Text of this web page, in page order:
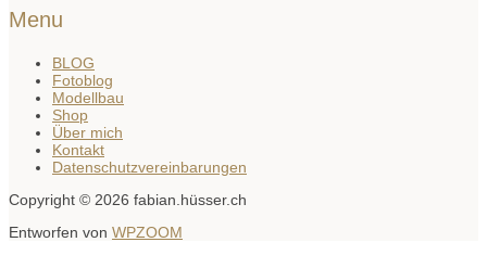
Menu
BLOG
Fotoblog
Modellbau
Shop
Über mich
Kontakt
Datenschutzvereinbarungen
Copyright © 2026 fabian.hüsser.ch
Entworfen von WPZOOM